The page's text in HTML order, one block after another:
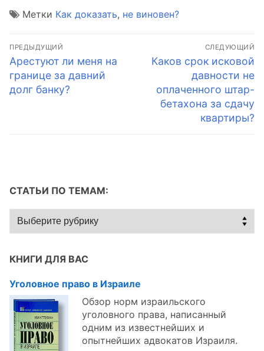
Метки Как доказать, не виновен?
Навигация
по
записям
ПРЕДЫДУЩИЙ
Предыдущая
запись:
Арестуют ли меня на
границе за давний
долг банку?
СЛЕДУЮЩИЙ
Следующая
Каков срок исковой
давности не
оплаченного штар-
бетахона за сдачу
квартиры?
СТАТЬИ ПО ТЕМАМ:
Статьи
по
КНИГИ ДЛЯ ВАС
Уголовное право в Израиле
Обзор норм израильского
уголовного права, написанный
одним из известнейших и
опытнейших адвокатов Израиля.